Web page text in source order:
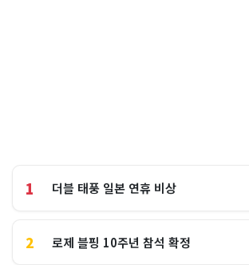
1 더블 태풍 일본 연휴 비상
2 로제 블핑 10주년 참석 확정